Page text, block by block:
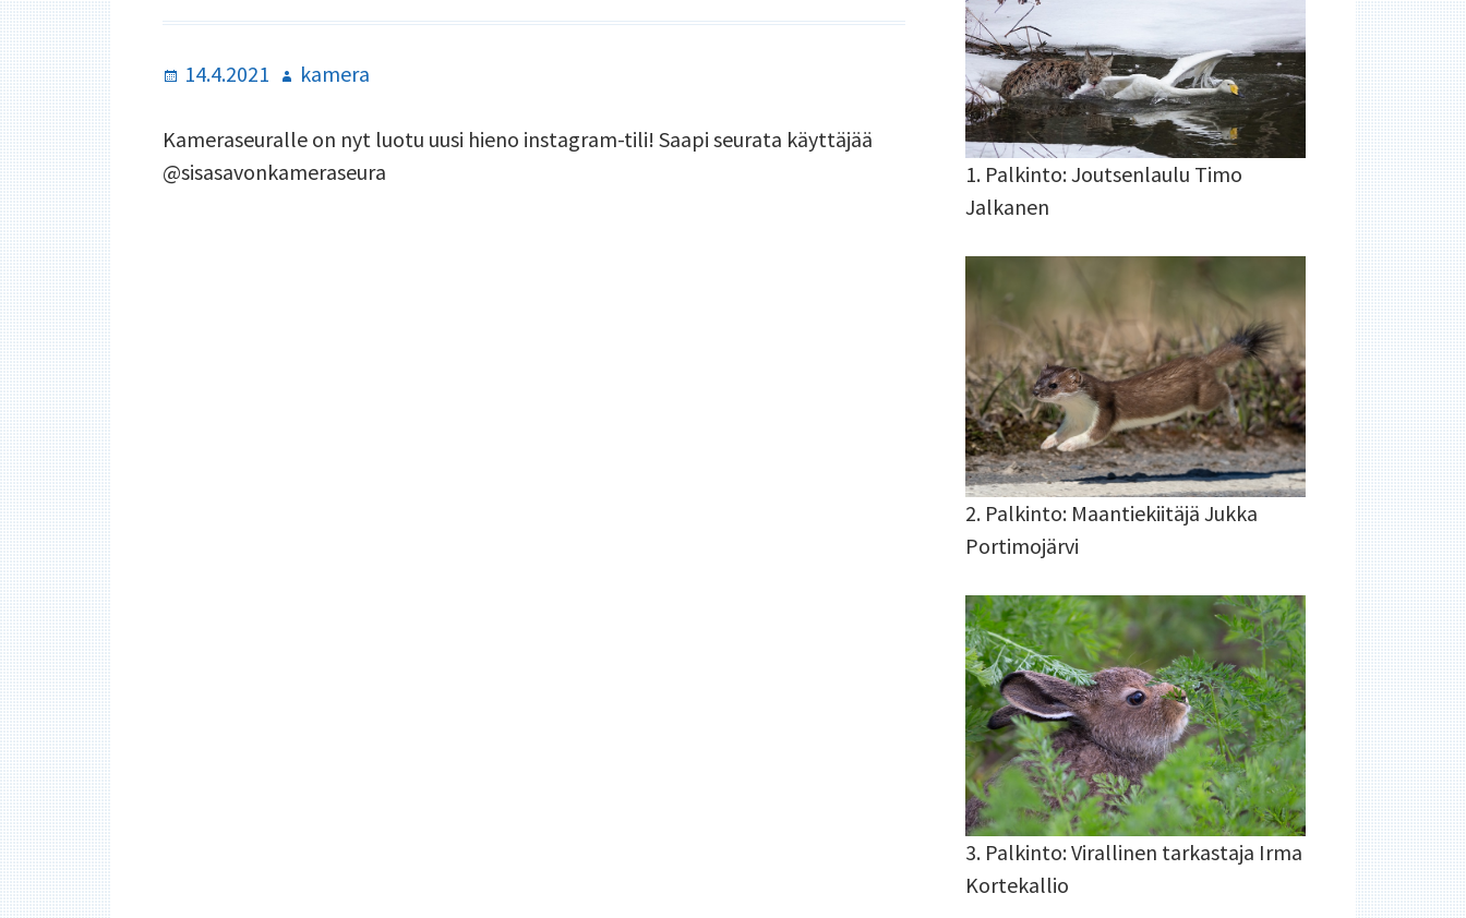
Julkaistu
14.4.2021 Kirjoittaja
kamera
Kameraseuralle on nyt luotu uusi hieno instagram-tili! Saapi seurata käyttäjää
@sisasavonkameraseura
1. Palkinto: Joutsenlaulu Timo
Jalkanen
2. Palkinto: Maantiekiitäjä Jukka
Portimojärvi
3. Palkinto: Virallinen tarkastaja Irma
Kortekallio